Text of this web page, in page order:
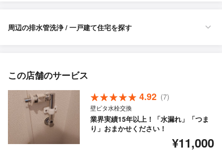
周辺の排水管洗浄 / 一戸建て住宅を探す
この店舗のサービス
4.92 (7)
壁ピタ水栓交換
業界実績15年以上！「水漏れ」「つま
り」おまかせください！
¥11,000